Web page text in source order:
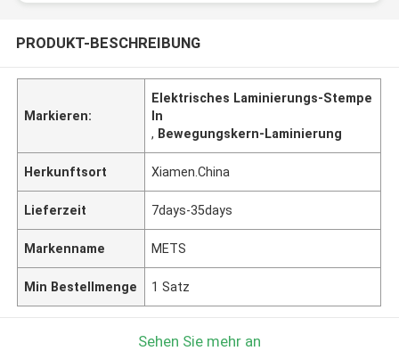
PRODUKT-BESCHREIBUNG
Markieren:
Elektrisches Laminierungs-Stempe
ln
, Bewegungskern-Laminierung
Herkunftsort Xiamen.China
Lieferzeit 7days-35days
Markenname METS
Min Bestellmenge 1 Satz
Sehen Sie mehr an